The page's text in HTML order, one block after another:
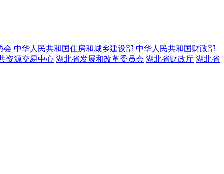
会 中华人民共和国住房和城乡建设部 中华人民共和国财政部
资源交易中心 湖北省发展和改革委员会 湖北省财政厅 湖北省